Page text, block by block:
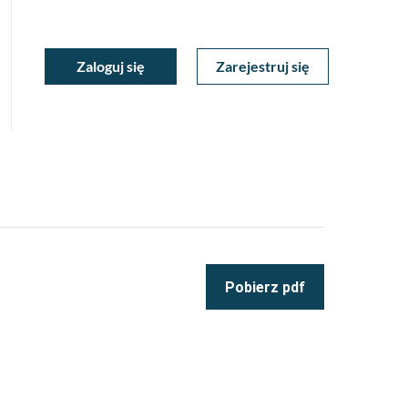
MojeZaloguj się Zarejestruj się
Pobierz pdf